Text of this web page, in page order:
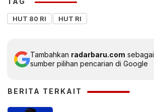
HUT 80 RI HUT RI
Tambahkan radarbaru.com sebagai
sumber pilihan pencarian di Google
BERITA TERKAIT